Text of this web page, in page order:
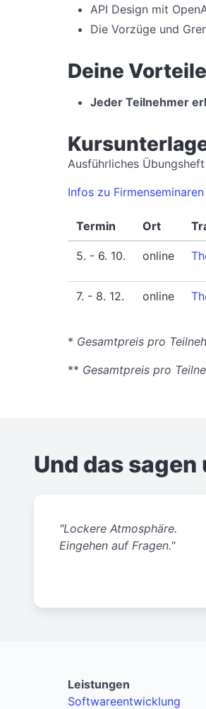
API Design mit
Die Vorzüge und
Deine Vorteile
Jeder Teilnehmer
Ausführliches
Infos zu Firmenseminaren
Termin Ort
5. - 6. 10. online
7. - 8. 12. online
* Gesamtpreis pro
** Gesamtpreis pro
Und das
"Lockere Atmosphäre.
Eingehen auf Fragen."
Leistungen
Softwareentwicklung